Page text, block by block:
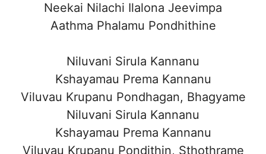
Neekai Nilachi Ilalona Jeevimpa
Aathma Phalamu Pondhithine
Niluvani Sirula Kannanu
Kshayamau Prema Kannanu
Viluvau Krupanu Pondhagan, Bhagyame
Niluvani Sirula Kannanu
Kshayamau Prema Kannanu
Viluvau Krupanu Pondithin, Sthothrame